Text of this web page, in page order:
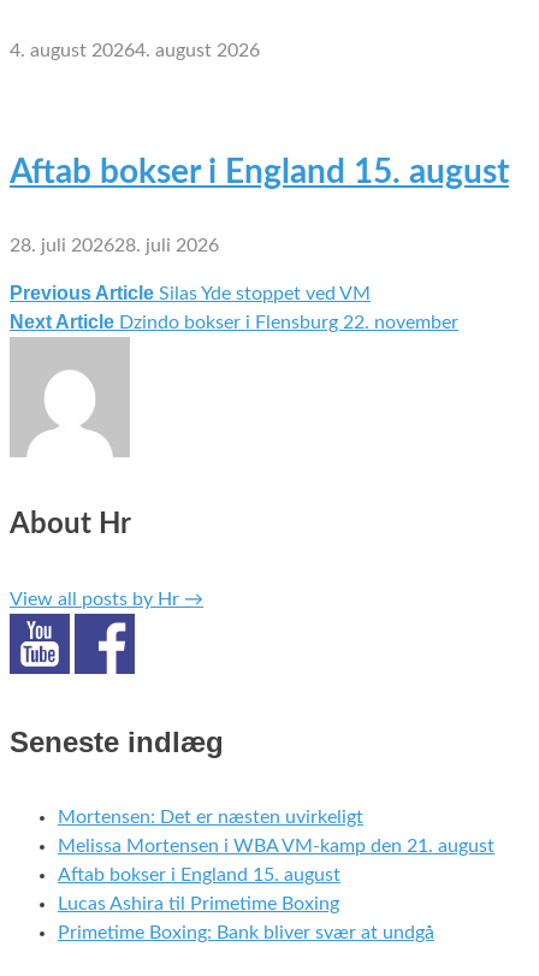
4. august 20264. august 2026
Aftab bokser i England 15. august
28. juli 202628. juli 2026
Indlægsnavigation
Previous Article Silas Yde stoppet ved VM
Next Article Dzindo bokser i Flensburg 22. november
About Hr
View all posts by Hr →
Seneste indlæg
Mortensen: Det er næsten uvirkeligt
Melissa Mortensen i WBA VM-kamp den 21. august
Aftab bokser i England 15. august
Lucas Ashira til Primetime Boxing
Primetime Boxing: Bank bliver svær at undgå